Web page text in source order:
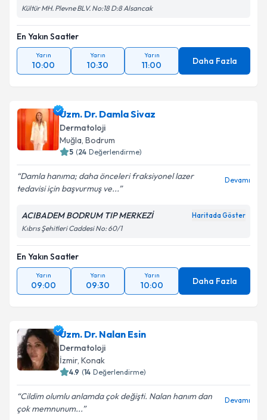
Kültür MH. Plevne BLV. No:18 D:8 Alsancak
En Yakın Saatler
Yarın
10:00
Yarın
10:30
Yarın
11:00 Daha Fazla
Uzm. Dr. Damla Sivaz
Dermatoloji
Muğla, Bodrum
5 (24 Değerlendirme)
Damla hanıma; daha önceleri fraksiyonel lazer
tedavisi için başvurmuş ve...
Devamı
ACIBADEM BODRUM TIP MERKEZİ Haritada Göster
Kıbrıs Şehitleri Caddesi No: 60/1
En Yakın Saatler
Yarın
09:00
Yarın
09:30
Yarın
10:00 Daha Fazla
Uzm. Dr. Nalan Esin
Dermatoloji
İzmir, Konak
4.9 (14 Değerlendirme)
Cildim olumlu anlamda çok değişti. Nalan hanım dan
çok memnunum...
Devamı